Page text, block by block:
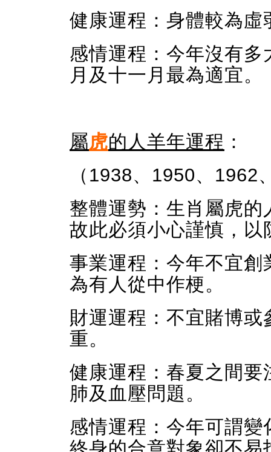
健康運程：身體較為
感情運程：今年沒有
月及十一月最為適宜。
屬虎的人羊年運程 ：
（1938、1950、
整體運勢：生肖屬虎
故此必須小心謹慎，
事業運程：今年不宜
為有人從中作梗。
財運運程：不宜賭博
重。
健康運程：春夏之間
肺及血壓問題。
感情運程：今年可謂